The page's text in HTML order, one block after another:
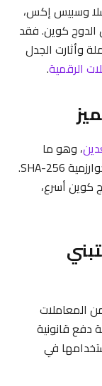
وسبيس إكس،
كوين. فقد
وأثارت الجدل
الرقمية.
، وهو ما
يجعلها مختلفة عن البيتكوين الذي يستخدم خوارزمية SHA-256.
كوين أسرع،
المعاملات
دفع قانونية
في